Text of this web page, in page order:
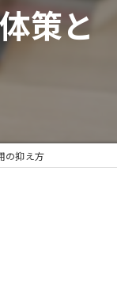
不用品回収
策と
の抑え方